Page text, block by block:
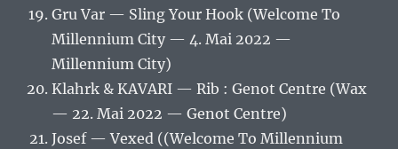
Gru Var — Sling Your Hook (Welcome To
Millennium City — 4. Mai 2022 —
Millennium City)
Klahrk & KAVARI — Rib : Genot Centre (Wax
— 22. Mai 2022 — Genot Centre)
Josef — Vexed ((Welcome To Millennium